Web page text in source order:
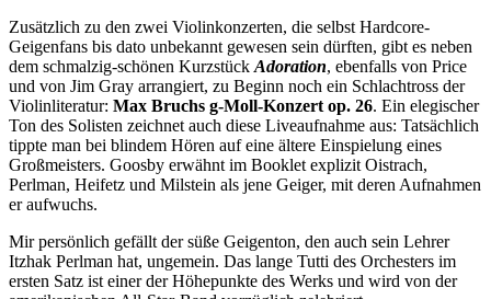
Zusätzlich zu den zwei Violinkonzerten, die selbst Hardcore-
Geigenfans bis dato unbekannt gewesen sein dürften, gibt es neben
dem schmalzig-schönen Kurzstück Adoration, ebenfalls von Price
und von Jim Gray arrangiert, zu Beginn noch ein Schlachtross der
Violinliteratur: Max Bruchs g-Moll-Konzert op. 26. Ein elegischer
Ton des Solisten zeichnet auch diese Liveaufnahme aus: Tatsächlich
tippte man bei blindem Hören auf eine ältere Einspielung eines
Großmeisters. Goosby erwähnt im Booklet explizit Oistrach,
Perlman, Heifetz und Milstein als jene Geiger, mit deren Aufnahmen
er aufwuchs.
Mir persönlich gefällt der süße Geigenton, den auch sein Lehrer
Itzhak Perlman hat, ungemein. Das lange Tutti des Orchesters im
ersten Satz ist einer der Höhepunkte des Werks und wird von der